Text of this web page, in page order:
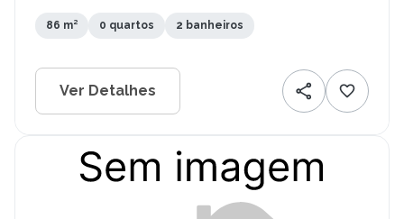
86 m² 0 quartos 2 banheiros
Ver Detalhes